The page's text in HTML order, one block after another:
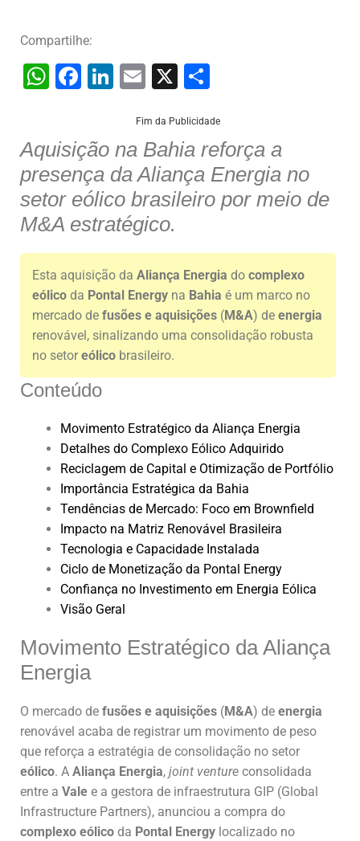
Compartilhe:
W
s
A
p
p
F
e
b
o
o
k
Li
e
dI
n
E
ai
l
X
ar
e
Fim da Publicidade
Aquisição na Bahia reforça a
presença da Aliança Energia no
setor eólico brasileiro por meio de
M&A estratégico.
Esta aquisição da Aliança Energia do complexo
eólico da Pontal Energy na Bahia é um marco no
mercado de fusões e aquisições (M&A) de energia
renovável, sinalizando uma consolidação robusta
no setor eólico brasileiro.
Conteúdo
Movimento Estratégico da Aliança Energia
Detalhes do Complexo Eólico Adquirido
Reciclagem de Capital e Otimização de Portfólio
Importância Estratégica da Bahia
Tendências de Mercado: Foco em Brownfield
Impacto na Matriz Renovável Brasileira
Tecnologia e Capacidade Instalada
Ciclo de Monetização da Pontal Energy
Confiança no Investimento em Energia Eólica
Visão Geral
Movimento Estratégico da Aliança
Energia
O mercado de fusões e aquisições (M&A) de energia
renovável acaba de registrar um movimento de peso
que reforça a estratégia de consolidação no setor
eólico. A Aliança Energia, joint venture consolidada
entre a Vale e a gestora de infraestrutura GIP (Global
Infrastructure Partners), anunciou a compra do
complexo eólico da Pontal Energy localizado no